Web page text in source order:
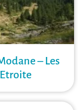
– Les